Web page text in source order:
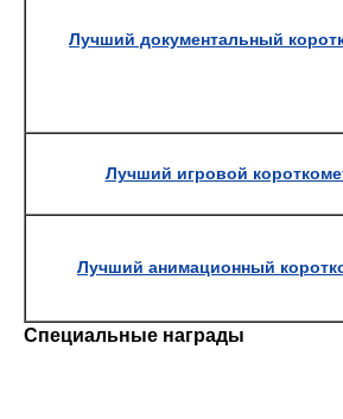
Лучший документальный
Лучший игровой
Лучший анимационный
Специальные награды